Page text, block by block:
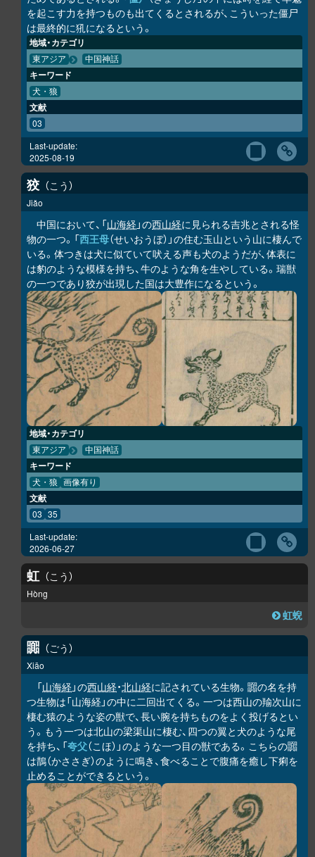
を起こす力を持つものも出てくるとされるが、こういった僵尸
は最終的に犼になるという。
地域・カテゴリ
東アジア 中国神話
キーワード
犬・狼
文献
03
Last-update:
2025-08-19
狡 こう
Jiǎo
中国において、「山海経 」の西山経に見られる吉兆とされる怪
物の一つ。「西王母（せいおうぼ）」の住む玉山という山に棲んで
いる。体つきは犬に似ていて吠える声も犬のようだが、体表に
は豹のような模様を持ち、牛のような角を生やしている。瑞獣
の一つであり狡が出現した国は大豊作になるという。
地域・カテゴリ
東アジア 中国神話
キーワード
犬・狼 画像有り
文献
03 35
Last-update:
2026-06-27
虹 こう
Hòng
虹蜺
嚻 ごう
Xiāo
「山海経 」の西山経・北山経に記されている生物。嚻の名を持
つ生物は「山海経」の中に二回出てくる。一つは西山の羭次山に
棲む猿のような姿の獣で、長い腕を持ちものをよく投げるとい
う。もう一つは北山の梁渠山に棲む、四つの翼と犬のような尾
を持ち、「夸父（こほ）」のような一つ目の獣である。こちらの嚻
は鵲（かささぎ）のように鳴き、食べることで腹痛を癒し下痢を
止めることができるという。